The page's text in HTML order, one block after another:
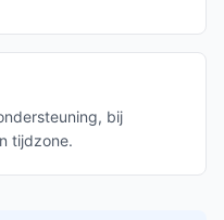
bij
tijdzone.